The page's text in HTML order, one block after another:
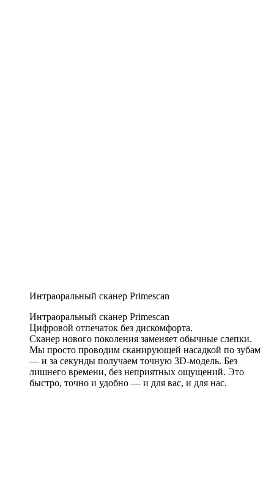
Интраоральный сканер Primescan
Интраоральный сканер Primescan
Цифровой отпечаток без дискомфорта.
Сканер нового поколения заменяет обычные слепки.
Мы просто проводим сканирующей насадкой по зубам
— и за секунды получаем точную 3D-модель. Без
лишнего времени, без неприятных ощущений. Это
быстро, точно и удобно — и для вас, и для нас.